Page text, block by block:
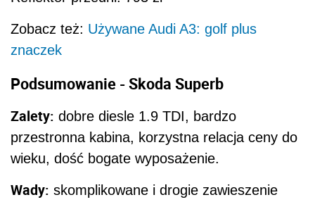
Zobacz też: Używane Audi A3: golf plus
znaczek
Podsumowanie - Skoda Superb
Zalety: dobre diesle 1.9 TDI, bardzo
przestronna kabina, korzystna relacja ceny do
wieku, dość bogate wyposażenie.
Wady: skomplikowane i drogie zawieszenie